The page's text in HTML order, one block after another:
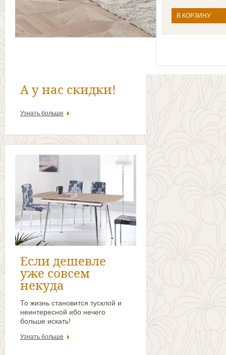
А у нас скидки!
Узнать больше
Если дешевле
уже совсем
некуда
То жизнь становится тусклой и
неинтересной ибо нечего
больше искать!
Узнать больше
В КОРЗИНУ